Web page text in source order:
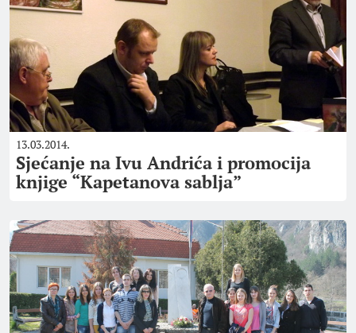
13.03.2014.
Sjećanje na Ivu Andrića i promocija
knjige “Kapetanova sablja”